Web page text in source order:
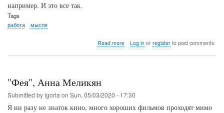
например. И это все так.
Tags
работа
мысля
Read moreabout
Log inor registerto post comments
"Фея", Анна Меликян
Submitted byigorla on Sun, 05/03/2020 - 17:30
Я ни разу не знаток кино, много хороших фильмов проходят мимо